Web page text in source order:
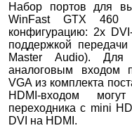
Набор портов для
WinFast GTX 460
конфигурацию: 2x
поддержкой
Master Audio). Для
аналоговым входом
VGA из комплекта
HDMI-входом
переходника с mini
DVI на HDMI.